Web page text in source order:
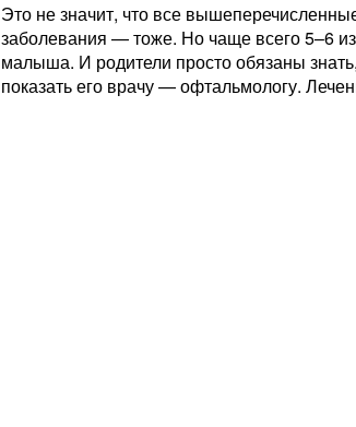
Это не значит, что все
заболевания — тоже. Но чаще всего 5–6
малыша. И родители просто обязаны
показать его врачу — офтальмологу.